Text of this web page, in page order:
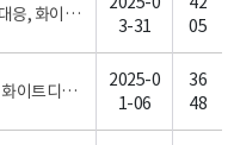
랜섬웨어 공격 탐지 및 대응, 화이트디펜더(WhiteDefender) 안티랜섬웨어 필요성
3-31
05
2025년, 안티랜섬웨어 화이트디펜더(WhiteDefender) 글로벌 랜섬웨어 보안제품으로 성장하겠습니다.
2025-0
1-06
36
48